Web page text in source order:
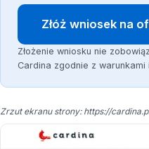
Złóż wniosek na
Złożenie wniosku nie
Cardina zgodnie z
Zrzut ekranu strony: https://